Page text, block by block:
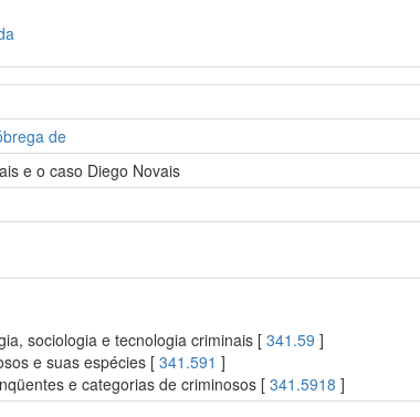
de
e o caso Diego Novais
sociologia e tecnologia criminais [341.59 ]
e suas espécies [341.591 ]
e categorias de criminosos [341.5918 ]